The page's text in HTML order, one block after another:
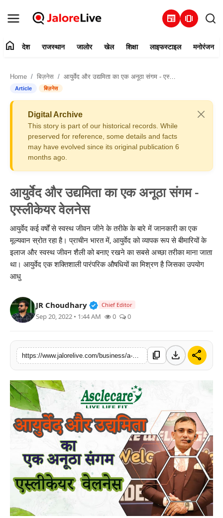
newspaper amp_stories
संपर्क करें
राजस्थान
खेल
शिक्षा
लाइफस्टाइल
मनोरंजन
तकनीक
विशेष
home देश राजस्थान जालोर खेल शिक्षा लाइफस्टाइल मनोरंजन
Home बिज़नेस आयुर्वेद और उद्यमिता का एक अनूठा संगम - एस्लीकेयर वेलनेस
Article बिज़नेस
Digital Archive
This story is part of our historical records. While
preserved for reference, some details and facts
may have evolved since its original publication 6
months ago.
आयुर्वेद और उद्यमिता का एक अनूठा संगम -
एस्लीकेयर वेलनेस
आयुर्वेद कई वर्षों से स्वस्थ जीवन जीने के तरीके के बारे में जानकारी का एक
मूल्यवान स्रोत रहा है। प्राचीन भारत में, आयुर्वेद को व्यापक रूप से बीमारियों के
इलाज और स्वस्थ जीवन शैली को बनाए रखने का सबसे अच्छा तरीका माना जाता
था। आयुर्वेद एक शक्तिशाली पारंपरिक औषधियों का मिश्रण है जिसका उपयोग
आधु
JR Choudhary Verified Public Figure • 30 Mar,
Chief Editor
Sep 20, 2022 • 1:44 AM 0 0
content_copy download share